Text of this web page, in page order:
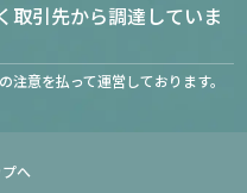
取引先から調達していま
意を払って運営しております。
へ